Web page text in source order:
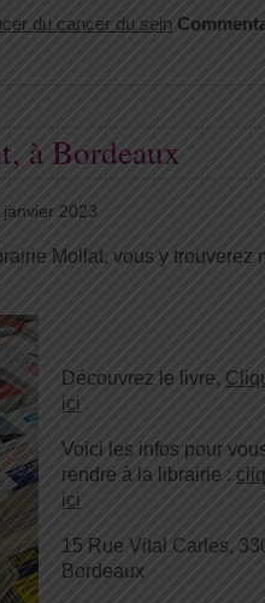
du cancer du sein
à Bordeaux
2023
Mollat, vous y trouverez
Découvrez le livre,
ici
Voici les infos pour
rendre à la librairie :
ici
15 Rue Vital Carles,
Bordeaux